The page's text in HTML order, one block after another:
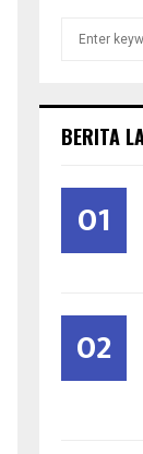
h
o
BERITA
01
02